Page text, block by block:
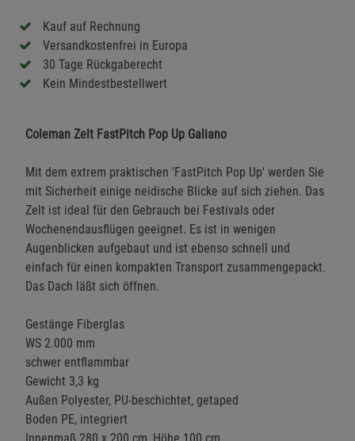
Kauf auf Rechnung
Versandkostenfrei in Europa
30 Tage Rückgaberecht
Kein Mindestbestellwert
Coleman Zelt FastPitch Pop Up Galiano
Mit dem extrem praktischen 'FastPitch Pop Up' werden Sie
mit Sicherheit einige neidische Blicke auf sich ziehen. Das
Zelt ist ideal für den Gebrauch bei Festivals oder
Wochenendausflügen geeignet. Es ist in wenigen
Augenblicken aufgebaut und ist ebenso schnell und
einfach für einen kompakten Transport zusammengepackt.
Das Dach läßt sich öffnen.
Gestänge Fiberglas
WS 2.000 mm
schwer entflammbar
Gewicht 3,3 kg
Außen Polyester, PU-beschichtet, getaped
Boden PE, integriert